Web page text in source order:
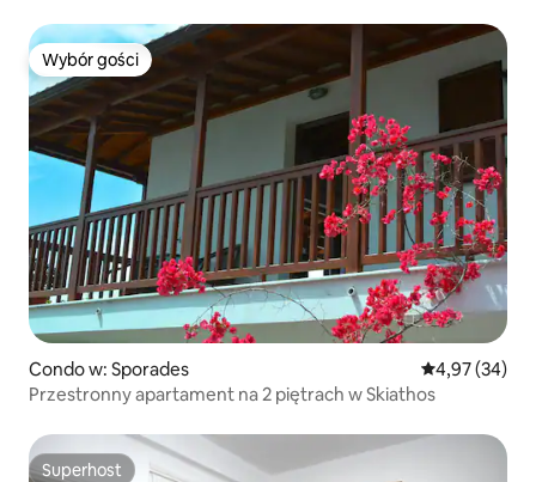
Wybór gości
Wybór gości
Condo w: Sporades Średnia
4,97 (34)
Przestronny apartament na 2 piętrach w Skiathos
Superhost